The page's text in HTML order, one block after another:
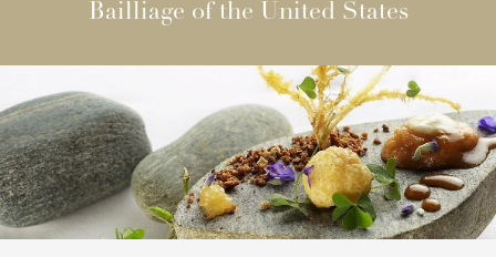
Bailliage of the United States